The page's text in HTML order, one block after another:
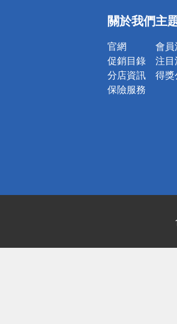
關於我們
官網
促銷目錄
分店資訊
保險服務
主
會員
注目
得